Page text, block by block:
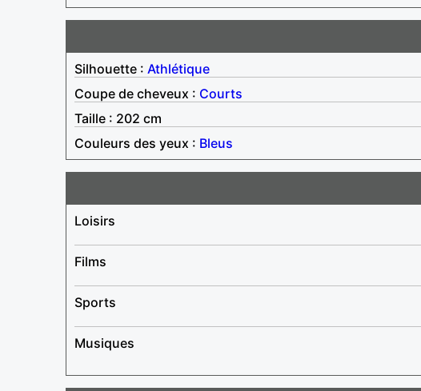
Silhouette : Athlétique
Coupe de cheveux : Courts
Taille : 202 cm
Couleurs des yeux : Bleus
Loisirs
Films
Sports
Musiques